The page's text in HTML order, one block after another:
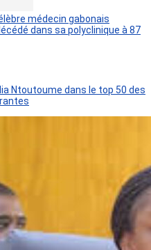
médecin gabonais
dans sa polyclinique à 87
Ntoutoume dans le top 50 des